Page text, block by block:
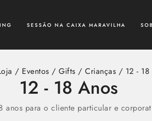
SESSÃO NA CAIXA MARAVILHA
/ Eventos / Gifts / Crianças / 12 -
12 - 18 Anos
anos para o cliente particular e